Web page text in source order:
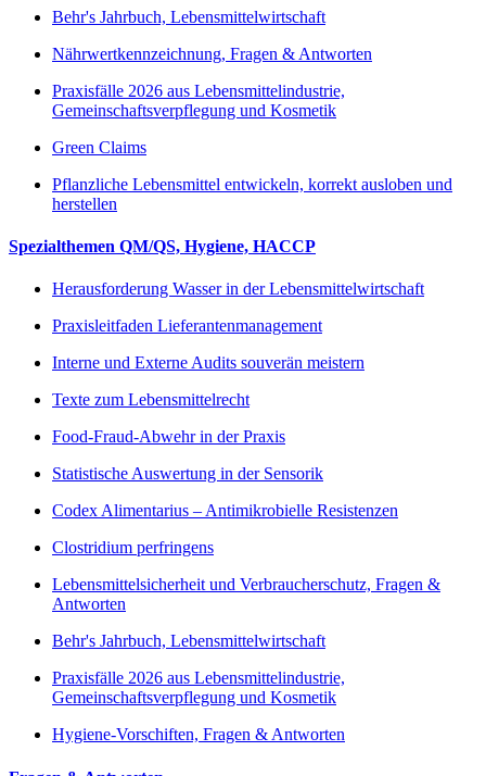
Behr's Jahrbuch, Lebensmittelwirtschaft
Nährwertkennzeichnung, Fragen & Antworten
Praxisfälle 2026 aus Lebensmittelindustrie,
Gemeinschaftsverpflegung und Kosmetik
Green Claims
Pflanzliche Lebensmittel entwickeln, korrekt ausloben und
herstellen
Spezialthemen QM/QS, Hygiene, HACCP
Herausforderung Wasser in der Lebensmittelwirtschaft
Praxisleitfaden Lieferantenmanagement
Interne und Externe Audits souverän meistern
Texte zum Lebensmittelrecht
Food-Fraud-Abwehr in der Praxis
Statistische Auswertung in der Sensorik
Codex Alimentarius – Antimikrobielle Resistenzen
Clostridium perfringens
Lebensmittelsicherheit und Verbraucherschutz, Fragen &
Antworten
Behr's Jahrbuch, Lebensmittelwirtschaft
Praxisfälle 2026 aus Lebensmittelindustrie,
Gemeinschaftsverpflegung und Kosmetik
Hygiene-Vorschiften, Fragen & Antworten